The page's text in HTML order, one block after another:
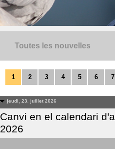
Toutes les nouvelles
1 2 3 4 5 6 7
jeudi, 23. juillet 2026
Canvi en el calendari
2026